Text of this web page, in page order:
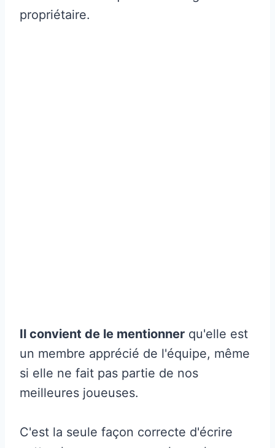
propriétaire.
Il convient de le mentionner qu'elle est
un membre apprécié de l'équipe, même
si elle ne fait pas partie de nos
meilleures joueuses.
C'est la seule façon correcte d'écrire